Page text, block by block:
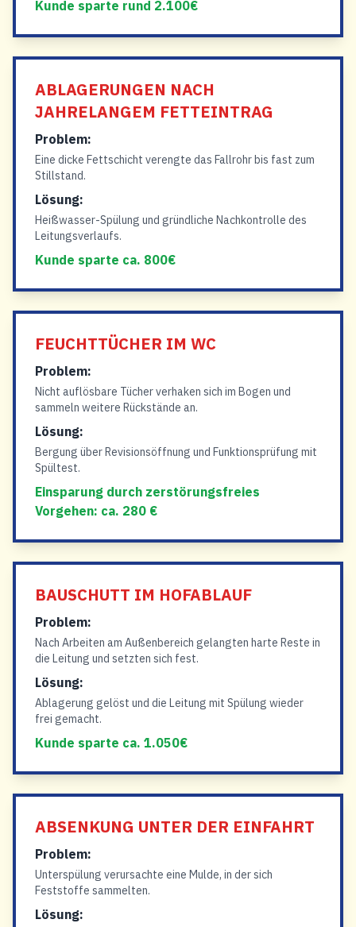
Kunde sparte rund 2.100€
ABLAGERUNGEN NACH
JAHRELANGEM FETTEINTRAG
Problem:
Eine dicke Fettschicht verengte das Fallrohr bis fast zum
Stillstand.
Lösung:
Heißwasser-Spülung und gründliche Nachkontrolle des
Leitungsverlaufs.
Kunde sparte ca. 800€
FEUCHTTÜCHER IM WC
Problem:
Nicht auflösbare Tücher verhaken sich im Bogen und
sammeln weitere Rückstände an.
Lösung:
Bergung über Revisionsöffnung und Funktionsprüfung mit
Spültest.
Einsparung durch zerstörungsfreies
Vorgehen: ca. 280 €
BAUSCHUTT IM HOFABLAUF
Problem:
Nach Arbeiten am Außenbereich gelangten harte Reste in
die Leitung und setzten sich fest.
Lösung:
Ablagerung gelöst und die Leitung mit Spülung wieder
frei gemacht.
Kunde sparte ca. 1.050€
ABSENKUNG UNTER DER EINFAHRT
Problem:
Unterspülung verursachte eine Mulde, in der sich
Feststoffe sammelten.
Lösung: